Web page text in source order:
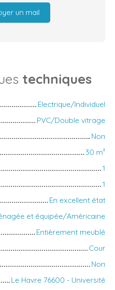
un mail
techniques
Electrique/Individuel
PVC/Double vitrage
Non
30 m²
1
1
En excellent état
et équipée/Américaine
Entièrement meublé
Cour
Non
Le Havre 76600 - Université